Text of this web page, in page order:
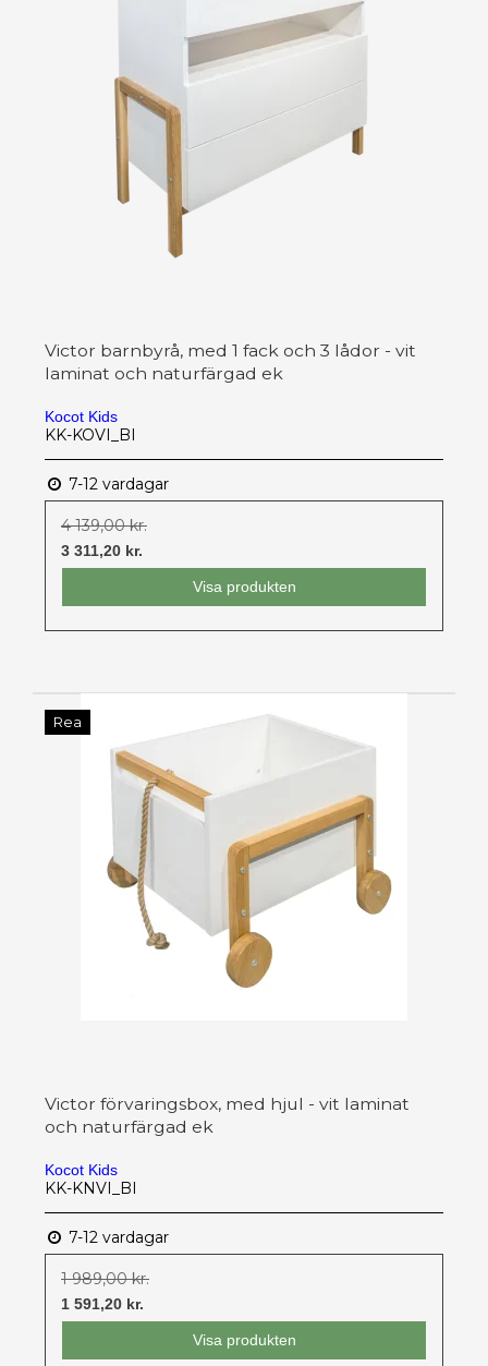
Victor barnbyrå, med 1 fack och 3 lådor - vit
laminat och naturfärgad ek
Kocot Kids
KK-KOVI_BI
7-12 vardagar
4 139,00 kr.
3 311,20 kr.
Visa produkten
Rea
Victor förvaringsbox, med hjul - vit laminat
och naturfärgad ek
Kocot Kids
KK-KNVI_BI
7-12 vardagar
1 989,00 kr.
1 591,20 kr.
Visa produkten